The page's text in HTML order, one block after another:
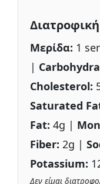
Μερίδα: 1
|
Cholesterol:
Saturated
Fat: 4g |
Fiber: 2g |
Potassium:
Δεν είμαι